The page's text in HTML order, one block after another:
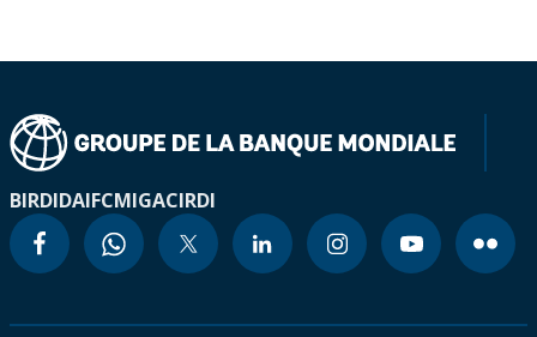
BIRDIDAIFCMIGACIRDI